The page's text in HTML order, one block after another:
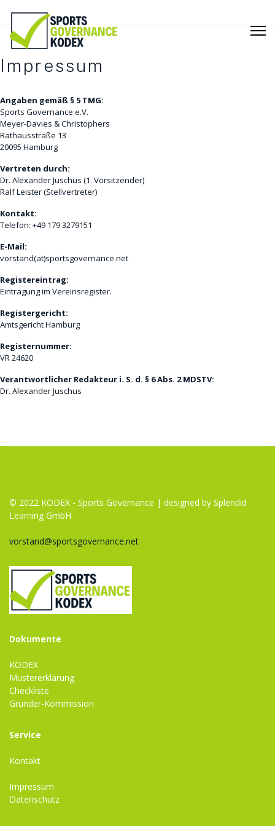
Impressum
Angaben gemäß § 5 TMG:
Sports Governance e.V.
Meyer-Davies & Christophers
Rathausstraße 13
20095 Hamburg
Vertreten durch:
Dr. Alexander Juschus (1. Vorsitzender)
Ralf Leister (Stellvertreter)
Kontakt:
Telefon: +49 179 3279151
E-Mail:
vorstand(at)sportsgovernance.net
Registereintrag:
Eintragung im Vereinsregister.
Registergericht:
Amtsgericht Hamburg
Registernummer:
VR 24620
Verantwortlicher Redakteur i. S. d. § 6 Abs. 2 MDSTV:
Dr. Alexander Juschus
© 2022 KODEX - Sports Governance | designed by Splendid
Learning GmbH
vorstand@sportsgovernance.net
Dokumente
KODEX
Mustererklärung
Checkliste
Gründer-Kommission
Service
Kontakt
Impressum
Datenschutz